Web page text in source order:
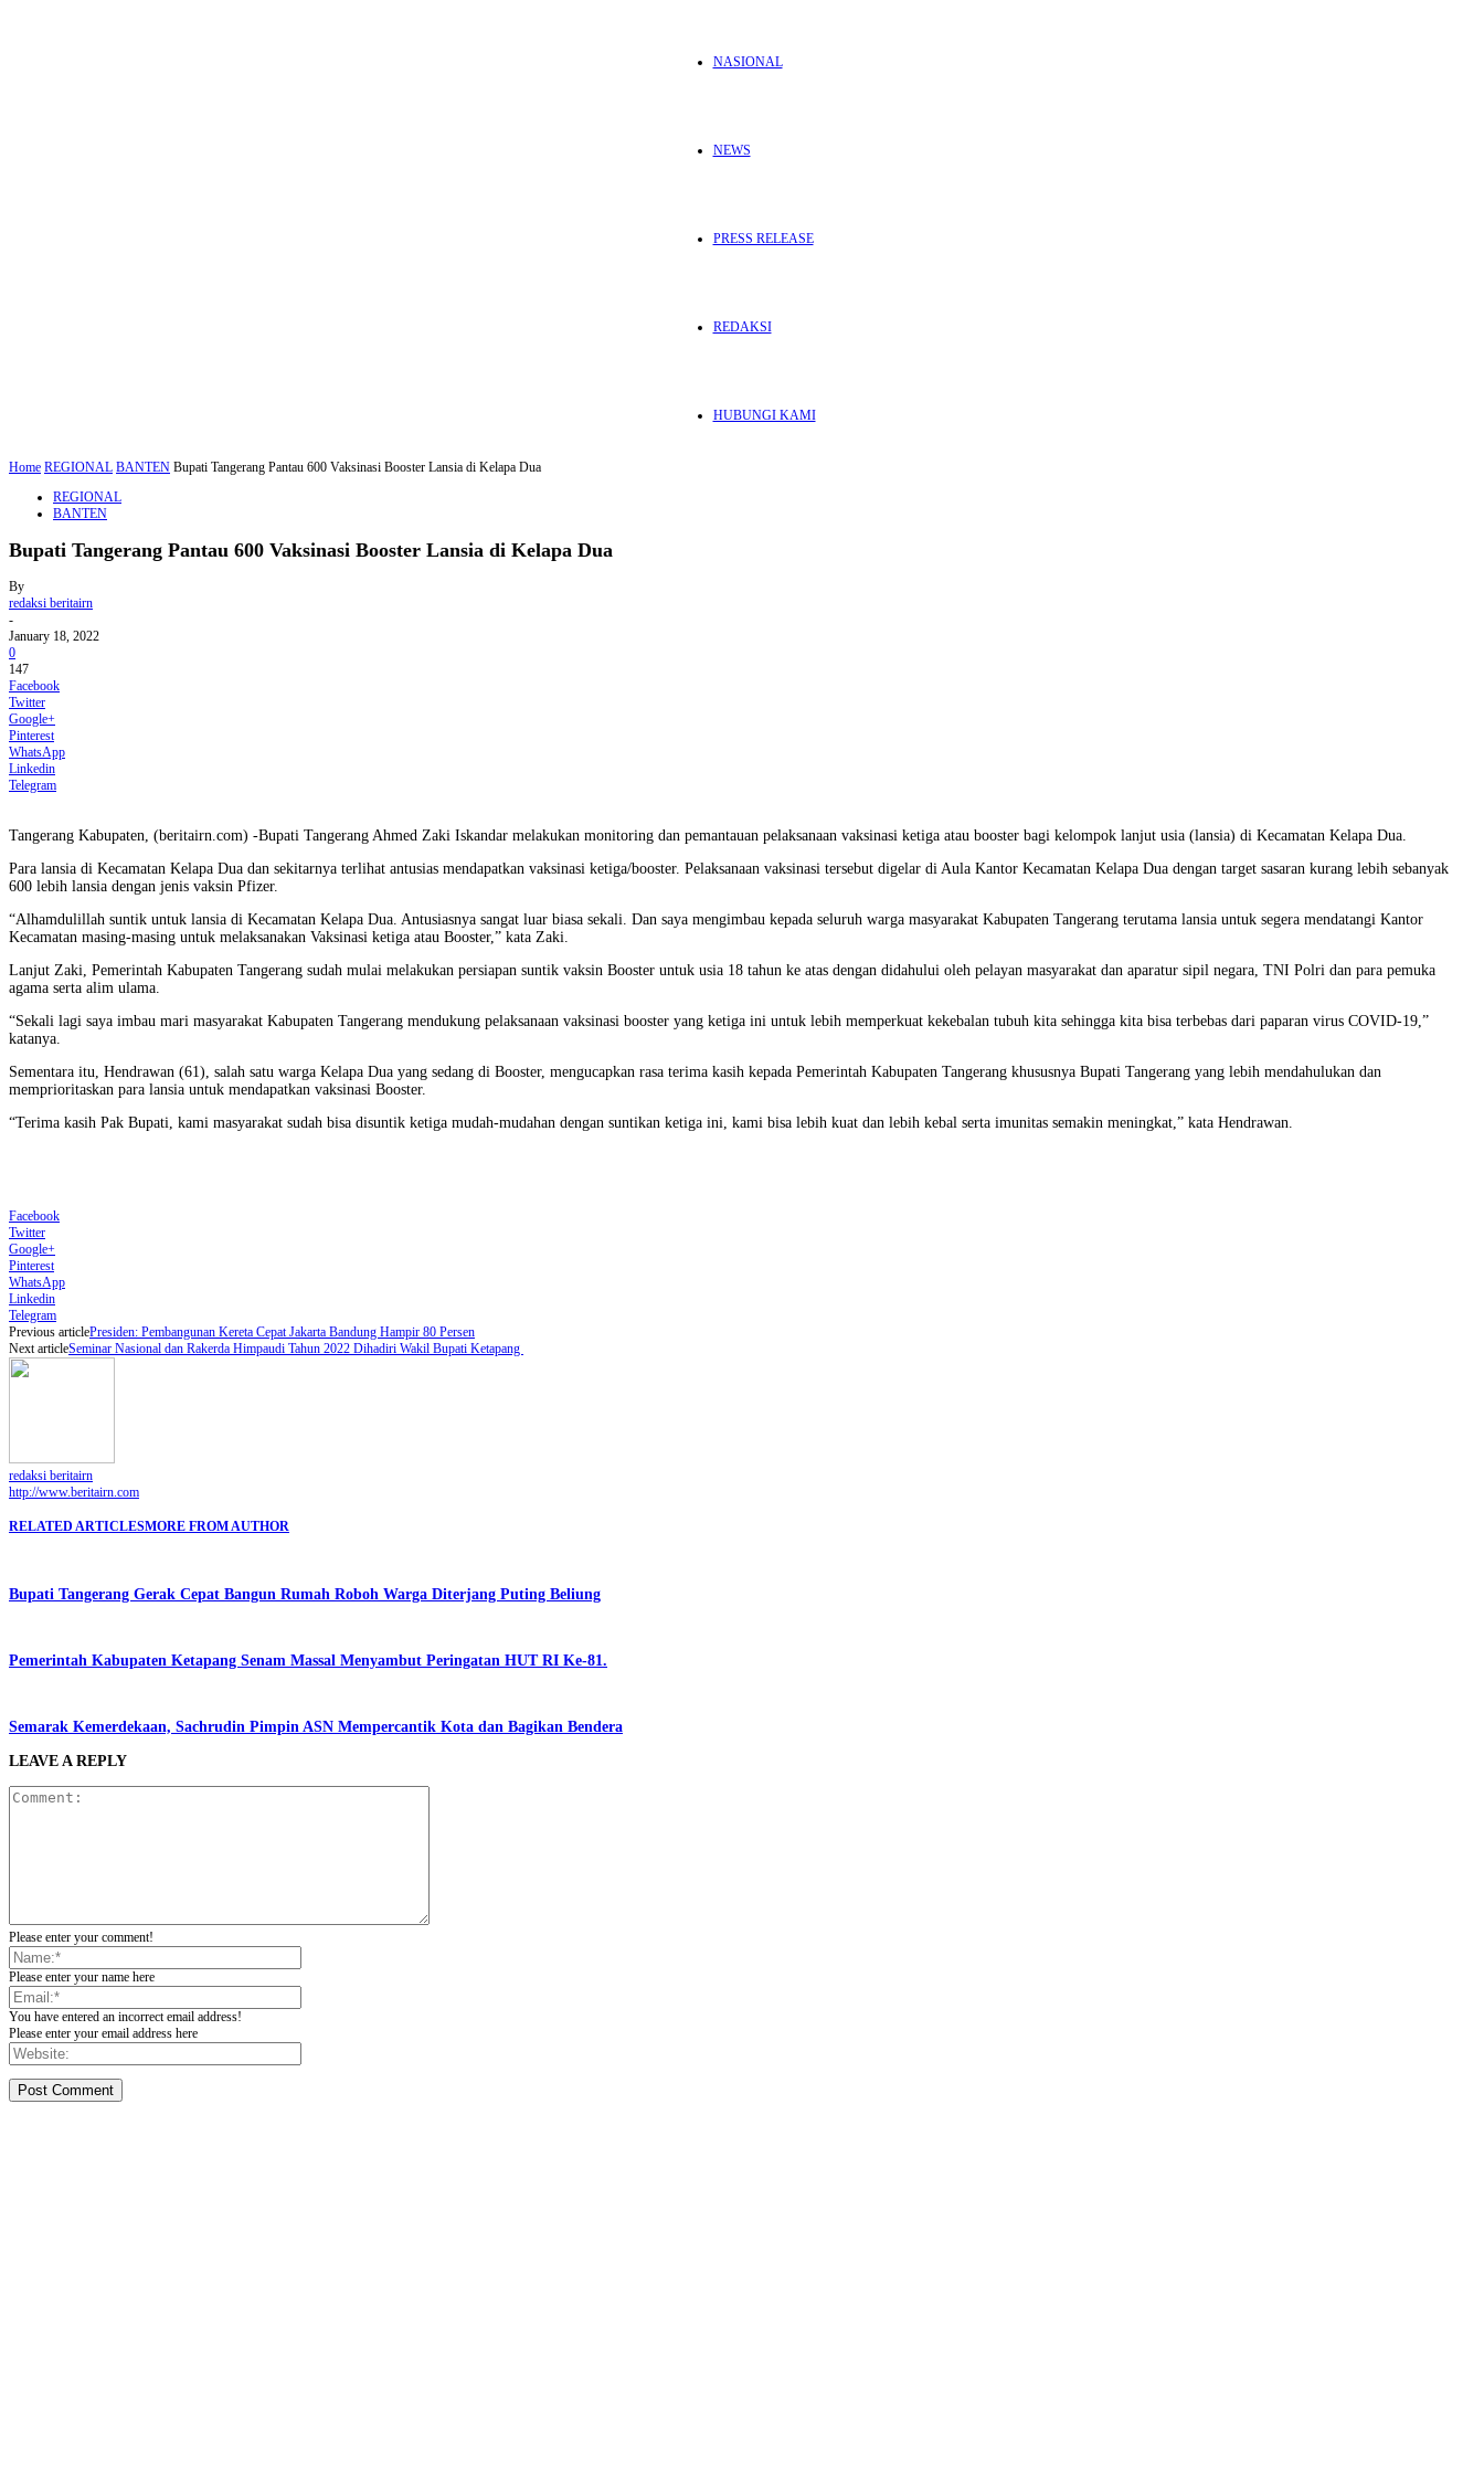
NASIONAL
NEWS
PRESS RELEASE
REDAKSI
HUBUNGI KAMI
Home REGIONAL BANTEN Bupati Tangerang Pantau 600 Vaksinasi Booster Lansia di Kelapa Dua
REGIONAL
BANTEN
Bupati Tangerang Pantau 600 Vaksinasi Booster Lansia di Kelapa Dua
By
redaksi beritairn
-
January 18, 2022
0
147
Facebook
Twitter
Google+
Pinterest
WhatsApp
Linkedin
Telegram
Tangerang Kabupaten, (beritairn.com) -Bupati Tangerang Ahmed Zaki Iskandar melakukan monitoring dan pemantauan pelaksanaan vaksinasi ketiga atau booster bagi kelompok lanjut usia (lansia) di Kecamatan Kelapa Dua.
Para lansia di Kecamatan Kelapa Dua dan sekitarnya terlihat antusias mendapatkan vaksinasi ketiga/booster. Pelaksanaan vaksinasi tersebut digelar di Aula Kantor Kecamatan Kelapa Dua dengan target sasaran kurang lebih sebanyak
600 lebih lansia dengan jenis vaksin Pfizer.
“Alhamdulillah suntik untuk lansia di Kecamatan Kelapa Dua. Antusiasnya sangat luar biasa sekali. Dan saya mengimbau kepada seluruh warga masyarakat Kabupaten Tangerang terutama lansia untuk segera mendatangi Kantor
Kecamatan masing-masing untuk melaksanakan Vaksinasi ketiga atau Booster,” kata Zaki.
Lanjut Zaki, Pemerintah Kabupaten Tangerang sudah mulai melakukan persiapan suntik vaksin Booster untuk usia 18 tahun ke atas dengan didahului oleh pelayan masyarakat dan aparatur sipil negara, TNI Polri dan para pemuka
agama serta alim ulama.
“Sekali lagi saya imbau mari masyarakat Kabupaten Tangerang mendukung pelaksanaan vaksinasi booster yang ketiga ini untuk lebih memperkuat kekebalan tubuh kita sehingga kita bisa terbebas dari paparan virus COVID-19,”
katanya.
Sementara itu, Hendrawan (61), salah satu warga Kelapa Dua yang sedang di Booster, mengucapkan rasa terima kasih kepada Pemerintah Kabupaten Tangerang khususnya Bupati Tangerang yang lebih mendahulukan dan
memprioritaskan para lansia untuk mendapatkan vaksinasi Booster.
“Terima kasih Pak Bupati, kami masyarakat sudah bisa disuntik ketiga mudah-mudahan dengan suntikan ketiga ini, kami bisa lebih kuat dan lebih kebal serta imunitas semakin meningkat,” kata Hendrawan.
Facebook
Twitter
Google+
Pinterest
WhatsApp
Linkedin
Telegram
Previous articlePresiden: Pembangunan Kereta Cepat Jakarta Bandung Hampir 80 Persen
Next articleSeminar Nasional dan Rakerda Himpaudi Tahun 2022 Dihadiri Wakil Bupati Ketapang
redaksi beritairn
http://www.beritairn.com
RELATED ARTICLESMORE FROM AUTHOR
Bupati Tangerang Gerak Cepat Bangun Rumah Roboh Warga Diterjang Puting Beliung
Pemerintah Kabupaten Ketapang Senam Massal Menyambut Peringatan HUT RI Ke-81.
Semarak Kemerdekaan, Sachrudin Pimpin ASN Mempercantik Kota dan Bagikan Bendera
LEAVE A REPLY
Please enter your comment!
Please enter your name here
You have entered an incorrect email address!
Please enter your email address here